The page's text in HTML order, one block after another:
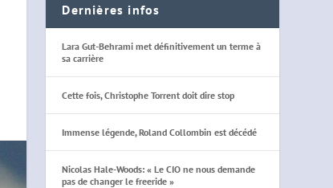
Dernières infos
Lara Gut-Behrami met définitivement un terme à
sa carrière
Cette fois, Christophe Torrent doit dire stop
Immense légende, Roland Collombin est décédé
Nicolas Hale-Woods: « Le CIO ne nous demande
pas de changer le freeride »